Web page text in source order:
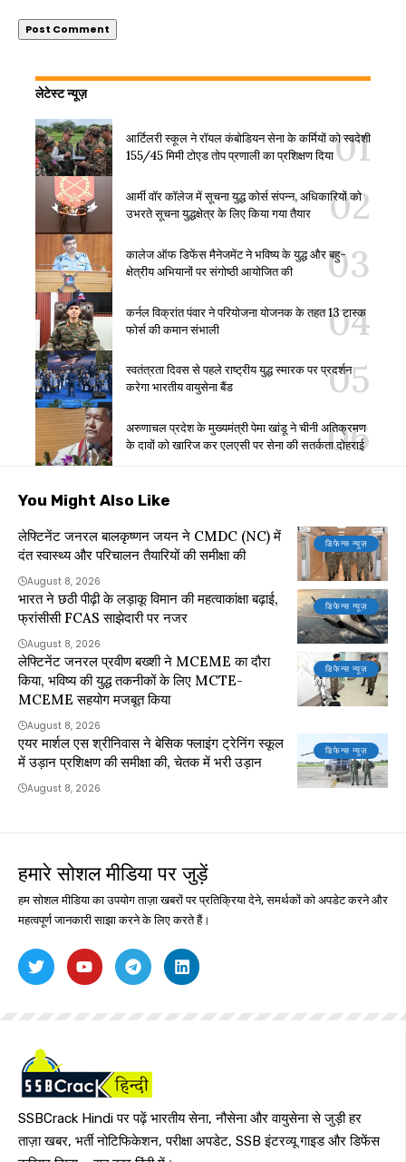
लेटेस्ट न्यूज़
आर्टिलरी स्कूल ने रॉयल कंबोडियन सेना के कर्मियों को स्वदेशी
155/45 मिमी टोएड तोप प्रणाली का प्रशिक्षण दिया
आर्मी वॉर कॉलेज में सूचना युद्ध कोर्स संपन्न, अधिकारियों को
उभरते सूचना युद्धक्षेत्र के लिए किया गया तैयार
कालेज ऑफ डिफेंस मैनेजमेंट ने भविष्य के युद्ध और बहु-
क्षेत्रीय अभियानों पर संगोष्ठी आयोजित की
कर्नल विक्रांत पंवार ने परियोजना योजनक के तहत 13 टास्क
फोर्स की कमान संभाली
स्वतंत्रता दिवस से पहले राष्ट्रीय युद्ध स्मारक पर प्रदर्शन
करेगा भारतीय वायुसेना बैंड
अरुणाचल प्रदेश के मुख्यमंत्री पेमा खांडू ने चीनी अतिक्रमण
के दावों को खारिज कर एलएसी पर सेना की सतर्कता दोहराई
You Might Also Like
डिफेन्स न्यूज़
लेफ्टिनेंट जनरल बालकृष्णन जयन ने CMDC (NC) में
दंत स्वास्थ्य और परिचालन तैयारियों की समीक्षा की
August 8, 2026
डिफेन्स न्यूज़
भारत ने छठी पीढ़ी के लड़ाकू विमान की महत्वाकांक्षा बढ़ाई,
फ्रांसीसी FCAS साझेदारी पर नजर
August 8, 2026
डिफेन्स न्यूज़
लेफ्टिनेंट जनरल प्रवीण बख्शी ने MCEME का दौरा
किया, भविष्य की युद्ध तकनीकों के लिए MCTE-
MCEME सहयोग मजबूत किया
August 8, 2026
डिफेन्स न्यूज़
एयर मार्शल एस श्रीनिवास ने बेसिक फ्लाइंग ट्रेनिंग स्कूल
में उड़ान प्रशिक्षण की समीक्षा की, चेतक में भरी उड़ान
August 8, 2026
हमारे सोशल मीडिया पर जुड़ें
हम सोशल मीडिया का उपयोग ताज़ा खबरों पर प्रतिक्रिया देने, समर्थकों को अपडेट करने और
महत्वपूर्ण जानकारी साझा करने के लिए करते हैं।
SSBCrack Hindi पर पढ़ें भारतीय सेना, नौसेना और वायुसेना से जुड़ी हर
ताज़ा खबर, भर्ती नोटिफिकेशन, परीक्षा अपडेट, SSB इंटरव्यू गाइड और डिफेंस